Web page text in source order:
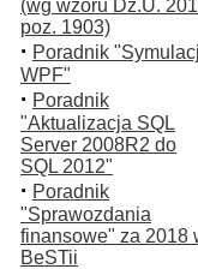
(wg wzoru Dz.U.
poz. 1903)
· Poradnik
WPF"
· Poradnik
"Aktualizacja SQL
Server 2008R2 do
SQL 2012"
· Poradnik
"Sprawozdania
finansowe" za 2018
BeSTii